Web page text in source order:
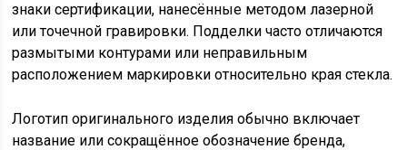
знаки сертификации, нанесённые методом лазерной
или точечной гравировки. Подделки часто отличаются
размытыми контурами или неправильным
расположением маркировки относительно края стекла.
Логотип оригинального изделия обычно включает
название или сокращённое обозначение бренда,